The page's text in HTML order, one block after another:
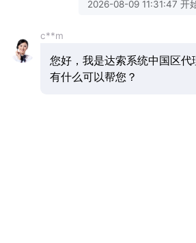
2026-08-09 11:31:47 开
c**m
您好，我是达索系统中国区代
有什么可以帮您？